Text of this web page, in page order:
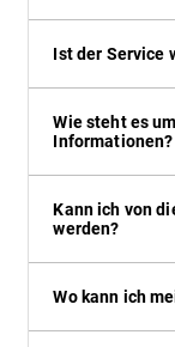
Ist der Service
Wie steht es
Informationen?
Kann ich von
werden?
Wo kann ich